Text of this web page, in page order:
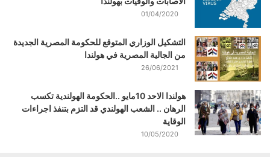
01/04/2020
التشكيل الوزاري المتوقع للحكومة المصرية الجديدة
من الجالية المصرية في هولندا
26/06/2021
هولندا الاحد 10مايو ..الحكومة الهولندية تكسب
الرهان .. الشعب الهولندي قد التزم بتنفذ اجراءات
الوقاية
10/05/2020